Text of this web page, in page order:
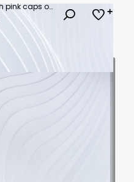
Three white cosmetic bottles with pink caps on yellow surface white bottles yellow background beauty products